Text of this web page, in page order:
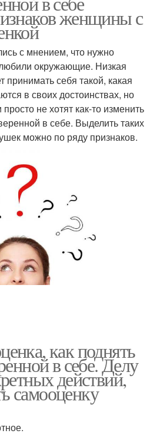
женщины с
с мнением, что нужно
окружающие. Низкая
принимать себя такой, какая
в своих достоинствах, но
не хотят как-то изменить
в себе. Выделить таких
можно по ряду признаков.
как поднять
в себе. Делу
действий,
самооценку